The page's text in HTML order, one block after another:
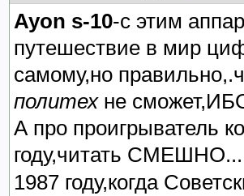
Ayon s-10-с этим
путешествие в мир
самому,но
политехне
А про проигрыватель
году,читать
1987 году,когда